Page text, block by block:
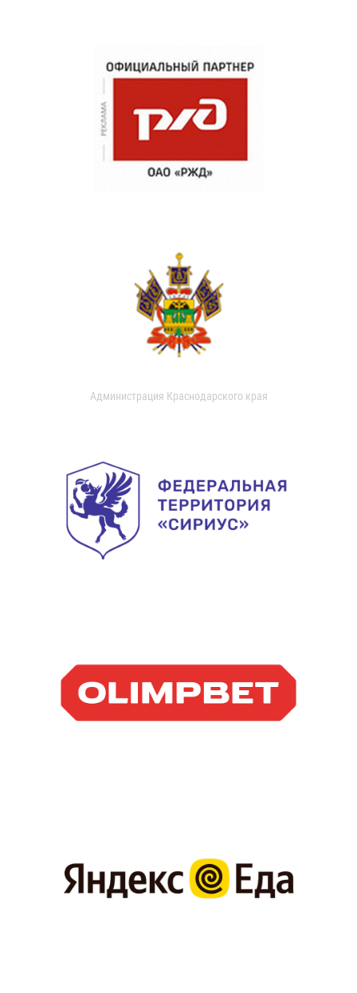
Администрация Краснодарского края